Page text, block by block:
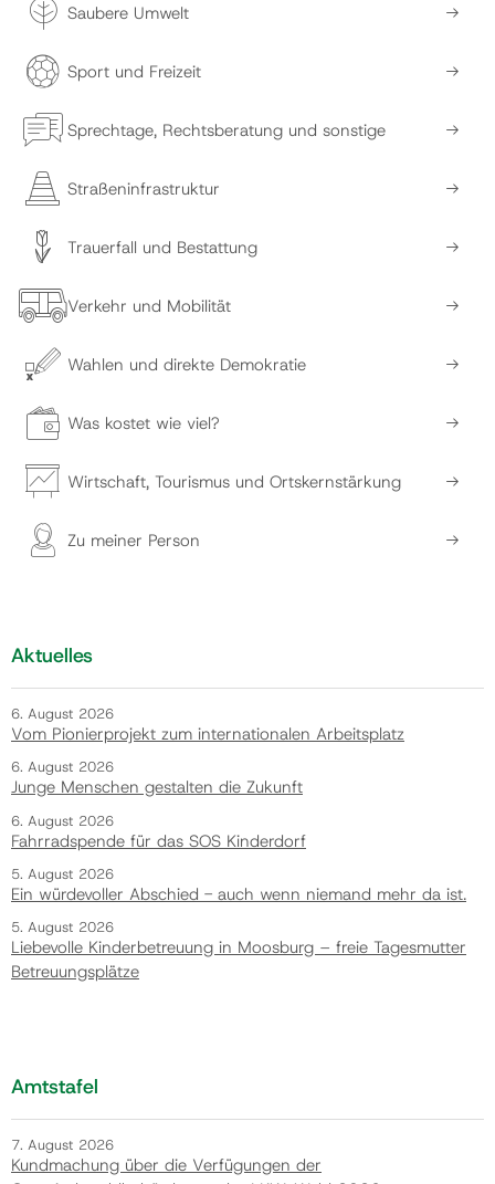
Saubere Umwelt
Sport und Freizeit
Sprechtage, Rechtsberatung und sonstige
Straßeninfrastruktur
Trauerfall und Bestattung
Verkehr und Mobilität
Wahlen und direkte Demokratie
Was kostet wie viel?
Wirtschaft, Tourismus und Ortskernstärkung
Zu meiner Person
Aktuelles
6. August 2026
Vom Pionierprojekt zum internationalen Arbeitsplatz
6. August 2026
Junge Menschen gestalten die Zukunft
6. August 2026
Fahrradspende für das SOS Kinderdorf
5. August 2026
Ein würdevoller Abschied - auch wenn niemand mehr da ist.
5. August 2026
Liebevolle Kinderbetreuung in Moosburg – freie Tagesmutter
Betreuungsplätze
Amtstafel
7. August 2026
Kundmachung über die Verfügungen der